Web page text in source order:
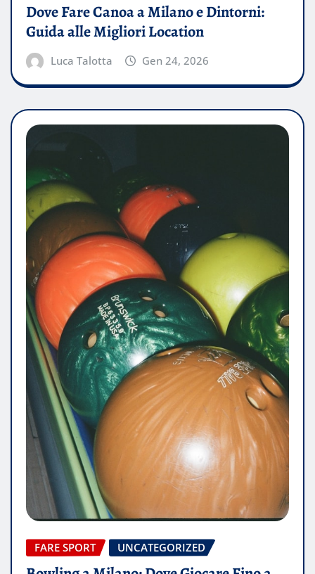
Dove Fare Canoa a Milano e Dintorni:
Guida alle Migliori Location
Luca Talotta Gen 24, 2026
FARE SPORT UNCATEGORIZED